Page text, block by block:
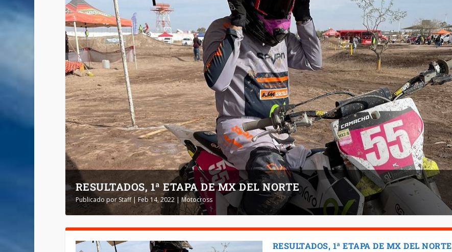
RESULTADOS, 1ª ETAPA DE MX DEL NORTE
Publicado por Staff|Feb 14, 2022| Motocross
RESULTADOS, 1ª ETAPA DE MX DEL NORTE